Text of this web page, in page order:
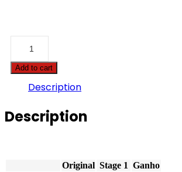
STX
-
quantity
Add to cart
Description
Description
Original Stage 1 Ganho